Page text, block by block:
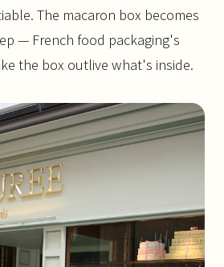
The macaron box becomes
— French food packaging's
the box outlive what's inside.